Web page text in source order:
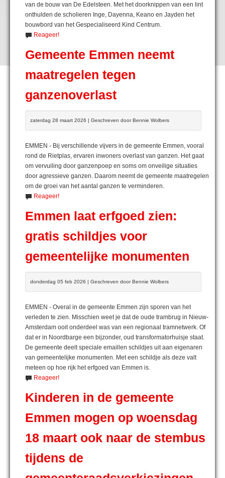
van de bouw van De Edelsteen. Met het doorknippen van een lint
onthulden de scholieren Inge, Dayenna, Keano en Jayden het
bouwbord van het Gespecialiseerd Kind Centrum.
Reageer!
Gemeente Emmen neemt
maatregelen tegen
ganzenoverlast
zaterdag 28 maart 2026 | Geschreven door Bennie Wolbers
EMMEN - Bij verschillende vijvers in de gemeente Emmen, vooral
rond de Rietplas, ervaren inwoners overlast van ganzen. Het gaat
om vervuiling door ganzenpoep en soms om onveilige situaties
door agressieve ganzen. Daarom neemt de gemeente maatregelen
om de groei van het aantal ganzen te verminderen.
Reageer!
Emmen laat erfgoed zien:
gratis schildjes voor
gemeentelijke monumenten
donderdag 05 feb 2026 | Geschreven door Bennie Wolbers
EMMEN - Overal in de gemeente Emmen zijn sporen van het
verleden te zien. Misschien weet je dat de oude trambrug in Nieuw-
Amsterdam ooit onderdeel was van een regionaal tramnetwerk. Of
dat er in Noordbarge een bijzonder, oud transformatorhuisje staat.
De gemeente deelt speciale emaillen schildjes uit aan eigenaren
van gemeentelijke monumenten. Met een schildje als deze valt
meteen op hoe rijk het erfgoed van Emmen is.
Reageer!
Kinderen in de gemeente
Emmen mogen op woensdag
18 maart ook naar de stembus
tijdens de